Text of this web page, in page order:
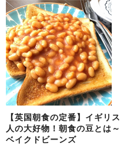
【英国朝食の定番】イギリス
人の大好物！朝食の豆とは～
ベイクドビーンズ